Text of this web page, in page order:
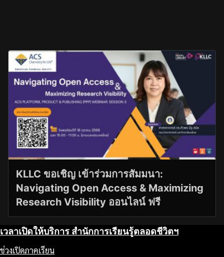
KLLC ขอเชิญ เข้าร่วมการสัมมนา:
Navigating Open Access & Maximizing
Research Visibility ออนไลน์ ฟรี
เวลาเปิดให้บริการ สำนักการเรียนรู้ตลอดชีวิตฯ
ช่วงเปิดภาคเรียน